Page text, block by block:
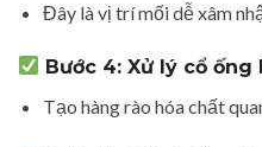
Đây là vị trí mối dễ xâm
Bước 4: Xử lý cổ
Tạo hàng rào hóa chất